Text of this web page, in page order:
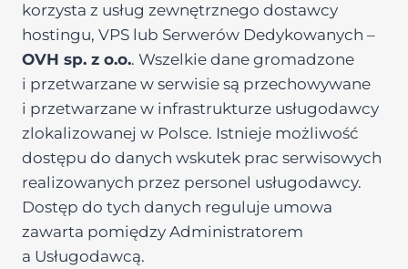
korzysta z usług zewnętrznego dostawcy
hostingu, VPS lub Serwerów Dedykowanych –
OVH sp. z o.o.. Wszelkie dane gromadzone
i przetwarzane w serwisie są przechowywane
i przetwarzane w infrastrukturze usługodawcy
zlokalizowanej w Polsce. Istnieje możliwość
dostępu do danych wskutek prac serwisowych
realizowanych przez personel usługodawcy.
Dostęp do tych danych reguluje umowa
zawarta pomiędzy Administratorem
a Usługodawcą.